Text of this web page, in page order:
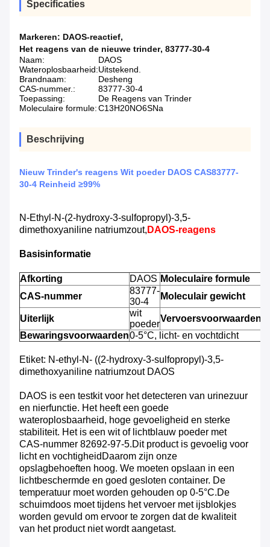
Specificaties
Markeren: DAOS-reactief,
Het reagens van de nieuwe trinder, 83777-30-4
Naam:
DAOS
Wateroplosbaarheid:Uitstekend.
Brandnaam:
Desheng
CAS-nummer.:
83777-30-4
Toepassing:
De Reagens van Trinder
Moleculaire formule:C13H20NO6SNa
Beschrijving
Nieuw Trinder's reagens Wit poeder DAOS CAS83777-
30-4 Reinheid ≥99%
N-Ethyl-N-(2-hydroxy-3-sulfopropyl)-3,5-
dimethoxyaniline natriumzout, DAOS-reagens
Basisinformatie
Afkorting DAOS Moleculaire formule
CAS-nummer
83777-
30-4
Moleculair gewicht
Uiterlijk
wit
poeder
Vervoersvoorwaarden
Bewaringsvoorwaarden0-5°C, licht- en vochtdicht
Etiket: N-ethyl-N- ((2-hydroxy-3-sulfopropyl)-3,5-
dimethoxyaniline natriumzout DAOS
DAOS is een testkit voor het detecteren van urinezuur
en nierfunctie. Het heeft een goede
wateroplosbaarheid, hoge gevoeligheid en sterke
stabiliteit. Het is een wit of lichtblauw poeder met
CAS-nummer 82692-97-5.Dit product is gevoelig voor
licht en vochtigheidDaarom zijn onze
opslagbehoeften hoog. We moeten opslaan in een
lichtbeschermde en goed gesloten container. De
temperatuur moet worden gehouden op 0-5°C.De
schuimdoos moet tijdens het vervoer met ijsblokjes
worden gevuld om ervoor te zorgen dat de kwaliteit
van het product niet wordt aangetast.